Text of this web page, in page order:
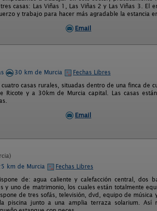
casas: Las Viñas 1, Las Viñas 2 y Las Viñas 3. El
y trabajo para hacer más agradable la estancia
Email
30 km de Murcia
Fechas Libres
casas rurales, situadas dentro de una finca de
Ricote y a 30km de Murcia capital. Las casas
Email
km de Murcia
Fechas Libres
de: agua caliente y calefacción central, dos
uno de matrimonio, los cuales están totalmente
de tres sofás, televisión, dvd, equipo de música
piscina junto a una amplia terraza solarium. Así